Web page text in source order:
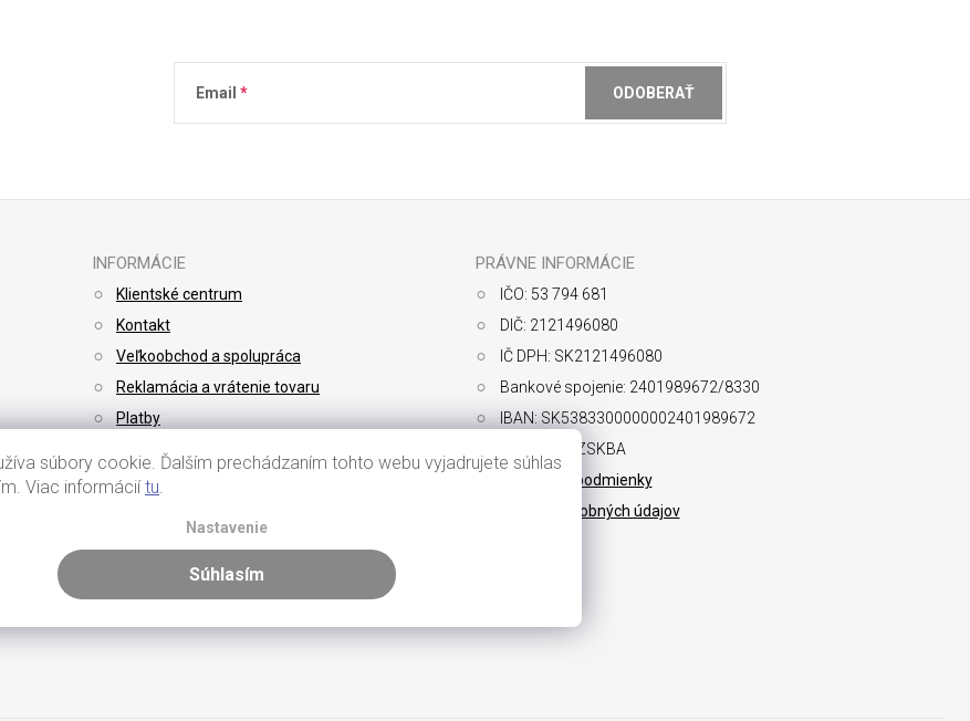
súbory cookie. Ďalším prechádzaním tohto webu vyjadrujete súhlas
Viac informáciítu.
Nastavenie
Súhlasím
Email ODOBERAŤ
INFORMÁCIE
Klientské centrum
Kontakt
Veľkoobchod a spolupráca
Reklamácia a vrátenie tovaru
Platby
Doprava
PRÁVNE INFORMÁCIE
IČO: 53 794 681
DIČ: 2121496080
IČ DPH: SK2121496080
Bankové spojenie: 2401989672/8330
IBAN: SK5383300000002401989672
SWIFT: FIOZSKBA
Obchodné podmienky
Ochrana osobných údajov